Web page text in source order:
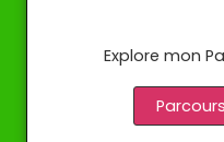
Explore mon